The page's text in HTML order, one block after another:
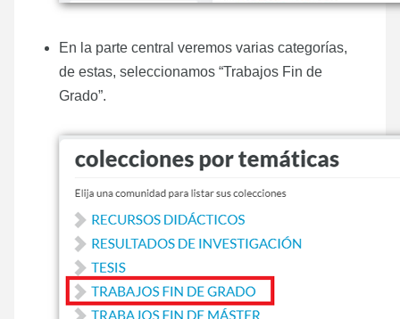
En la parte central veremos varias categorías,
de estas, seleccionamos “Trabajos Fin de
Grado”.